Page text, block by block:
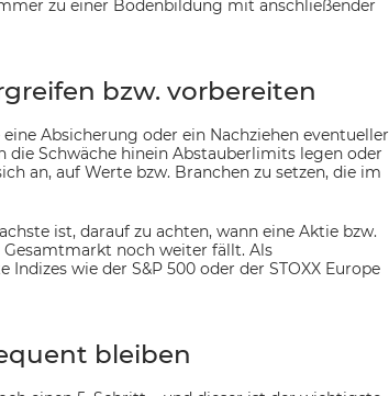
zu einer Bodenbildung mit anschließender
bzw. vorbereiten
Absicherung oder ein Nachziehen eventueller
die Schwäche hinein Abstauberlimits legen oder
an, auf Werte bzw. Branchen zu setzen, die im
ist, darauf zu achten, wann eine Aktie bzw.
Gesamtmarkt noch weiter fällt. Als
wie der S&P 500 oder der STOXX Europe
bleiben